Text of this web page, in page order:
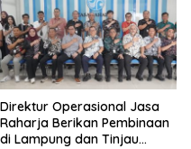
Direktur Operasional Jasa
Raharja Berikan Pembinaan
di Lampung dan Tinjau